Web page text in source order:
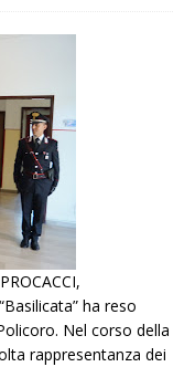
ha reso
Nel corso della
rappresentanza dei